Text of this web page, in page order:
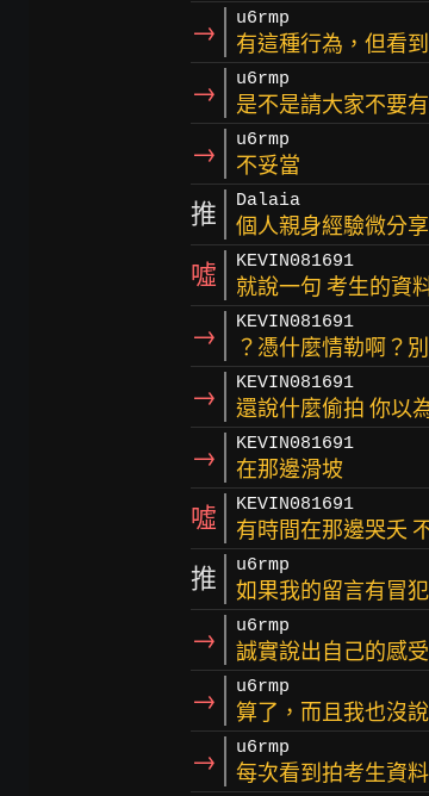
→ u6rmp
有這種行為，但看
→ u6rmp
是不是請大家不要
→ u6rmp
不妥當
推 Dalaia
個人親身經驗微分
噓 KEVIN081691
就說一句 考生的資
→ KEVIN081691
？憑什麼情勒啊？
→ KEVIN081691
還說什麼偷拍 你以
→ KEVIN081691
在那邊滑坡
噓 KEVIN081691
有時間在那邊哭夭
推 u6rmp
如果我的留言有冒
→ u6rmp
誠實說出自己的感
→ u6rmp
算了，而且我也沒
→ u6rmp
每次看到拍考生資